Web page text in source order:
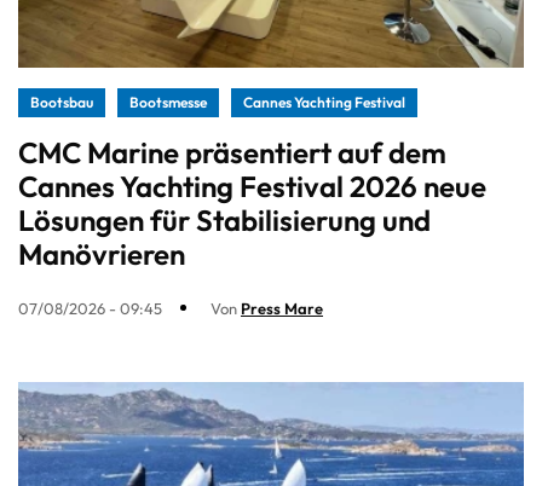
Bootsbau Bootsmesse Cannes Yachting Festival
CMC Marine präsentiert auf dem
Cannes Yachting Festival 2026 neue
Lösungen für Stabilisierung und
Manövrieren
07/08/2026 - 09:45 Von Press Mare